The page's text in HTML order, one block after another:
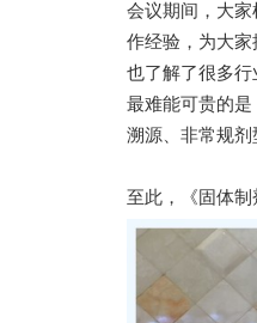
会议期间，大
作经验，为大
也了解了很多行
最难能可贵的是
溯源、非常规剂
至此，《固体